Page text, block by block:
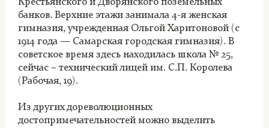
Крестьянского и Дворянского поземельных
банков. Верхние этажи занимала 4-я женская
гимназия, учрежденная Ольгой Харитоновой (с
1914 года — Самарская городская гимназия). В
советское время здесь находилась школа № 25,
сейчас – технический лицей им. С.П. Королева
(Рабочая, 19).
Из других дореволюционных
достопримечательностей можно выделить